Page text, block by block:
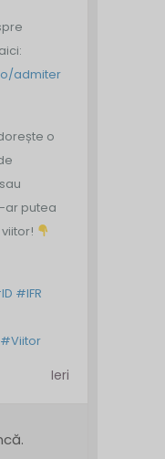
admiter
o
ar putea
#IFR
#Viitor
Ieri